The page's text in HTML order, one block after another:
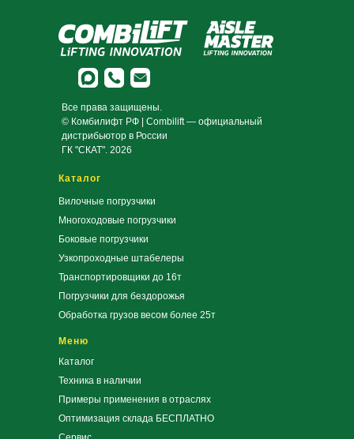
Каталог
Вилочные погрузчики
Многоходовые погрузчики
Боковые погрузчики
Узкопроходные штабелеры
Транспортировщики до 16т
Погрузчики для бездорожья
Обработка грузов весом более 25т
Меню
Каталог
Техника в наличии
Примеры применения в отраслях
Оптимизация склада БЕСПЛАТНО
Все права защищены.
© Комбилифт РФ | Combilift — официальный
дистрибьютор в России
ГК "СКАТ". 2026